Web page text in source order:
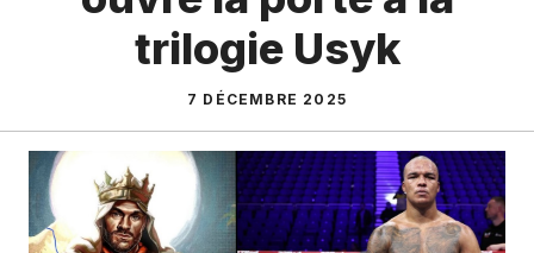
trilogie Usyk
7 DÉCEMBRE 2025